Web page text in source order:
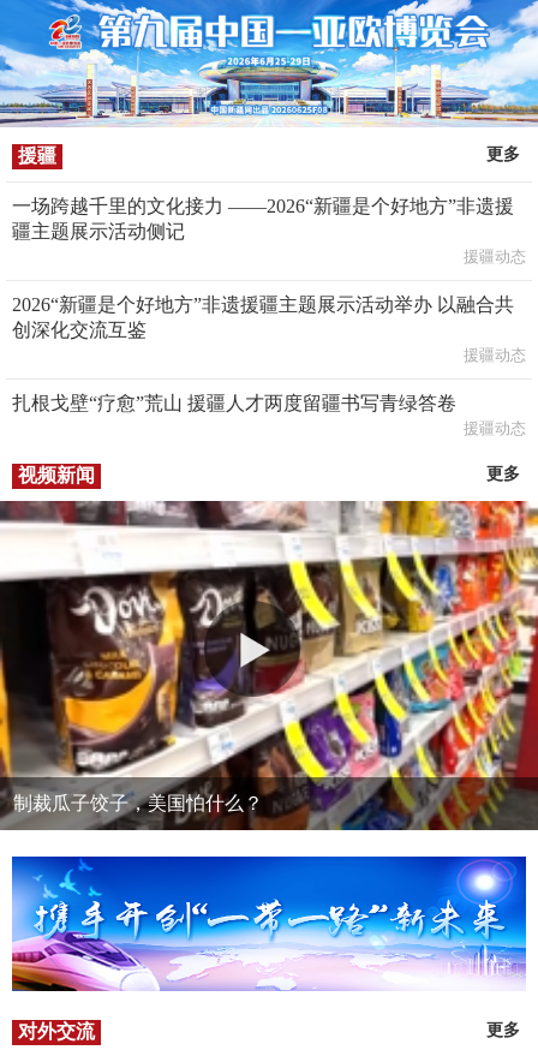
援疆 更多
一场跨越千里的文化接力 ——2026“新疆是个好地方”非遗援
疆主题展示活动侧记
援疆动态
2026“新疆是个好地方”非遗援疆主题展示活动举办 以融合共
创深化交流互鉴
援疆动态
扎根戈壁“疗愈”荒山 援疆人才两度留疆书写青绿答卷
援疆动态
视频新闻 更多
制裁瓜子饺子，美国怕什么？
对外交流 更多